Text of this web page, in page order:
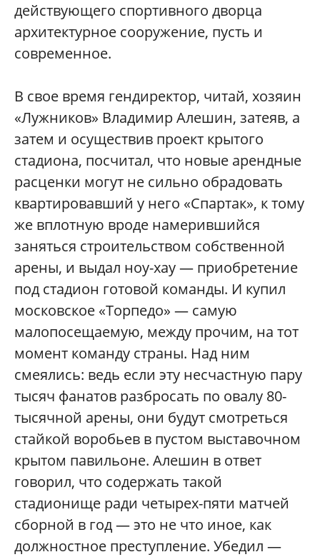
действующего спортивного дворца
архитектурное сооружение, пусть и
современное.
В свое время гендиректор, читай, хозяин
«Лужников» Владимир Алешин, затеяв, а
затем и осуществив проект крытого
стадиона, посчитал, что новые арендные
расценки могут не сильно обрадовать
квартировавший у него «Спартак», к тому
же вплотную вроде намерившийся
заняться строительством собственной
арены, и выдал ноу-хау — приобретение
под стадион готовой команды. И купил
московское «Торпедо» — самую
малопосещаемую, между прочим, на тот
момент команду страны. Над ним
смеялись: ведь если эту несчастную пару
тысяч фанатов разбросать по овалу 80-
тысячной арены, они будут смотреться
стайкой воробьев в пустом выставочном
крытом павильоне. Алешин в ответ
говорил, что содержать такой
стадионище ради четырех-пяти матчей
сборной в год — это не что иное, как
должностное преступление. Убедил —